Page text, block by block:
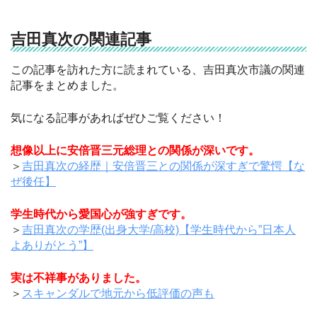
吉田真次の関連記事
この記事を訪れた方に読まれている、吉田真次市議の関連
記事をまとめました。
気になる記事があればぜひご覧ください！
想像以上に安倍晋三元総理との関係が深いです。
＞ 吉田真次の経歴｜安倍晋三との関係が深すぎで驚愕【な
ぜ後任】
学生時代から愛国心が強すぎです。
＞ 吉田真次の学歴(出身大学/高校)【学生時代から”日本人
よありがとう”】
実は不祥事がありました。
＞ スキャンダルで地元から低評価の声も